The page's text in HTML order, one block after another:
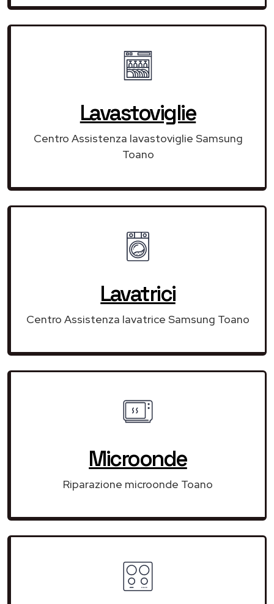
Lavastoviglie
Centro Assistenza lavastoviglie Samsung
Toano
Lavatrici
Centro Assistenza lavatrice Samsung Toano
Microonde
Riparazione microonde Toano